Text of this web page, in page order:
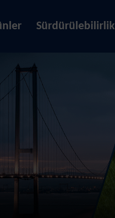
Sürdürülebilirlik